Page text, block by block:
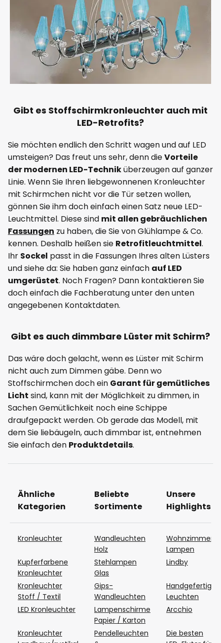
Gibt es Stoffschirmkronleuchter auch mit
LED-Retrofits?
Sie möchten endlich den Schritt wagen und auf LED
umsteigen? Das freut uns sehr, denn dieVorteile
der modernen LED-Techniküberzeugen auf ganzer
Linie. Wenn Sie Ihren liebgewonnenen Kronleuchter
mit Schirmchen nicht vor die Tür setzen wollen,
gönnen Sie ihm doch einfach einen Satz neue LED-
Leuchtmittel. Diese sind mit allen gebräuchlichen
Fassungen zu haben, die Sie von Glühlampe & Co.
kennen. Deshalb heißen sie Retrofitleuchtmittel.
Ihr Sockel passt in die Fassungen Ihres alten Lüsters
und siehe da: Sie haben ganz einfach auf LED
umgerüstet. Noch Fragen? Dann kontaktieren Sie
doch einfach die Fachberatung unter den unten
angegebenen Kontaktdaten.
Gibt es auch dimmbare Lüster mit Schirm?
Das wäre doch gelacht, wenn es Lüster mit Schirm
nicht auch zum Dimmen gäbe. Denn wo
Stoffschirmchen doch ein Garant für gemütliches
Licht sind, kann mit der Möglichkeit zu dimmen, in
Sachen Gemütlichkeit noch eine Schippe
draufgepackt werden. Ob gerade das Modell, mit
dem Sie liebäugeln, auch dimmbar ist, entnehmen
Sie einfach den Produktdetails.
Ähnliche
Kategorien
Beliebte
Sortimente
Unsere
Highlights
Kronleuchter
Wandleuchten
Holz
Wohnzimmer
Lampen
Kupferfarbene
Kronleuchter
Stehlampen
Glas
Lindby
Kronleuchter
Stoff / Textil
Gips-
Wandleuchten
Handgefertigte
Leuchten
LED Kronleuchter
Lampenschirme
Papier / Karton
Arcchio
Kronleuchter
Pendelleuchten
Die besten